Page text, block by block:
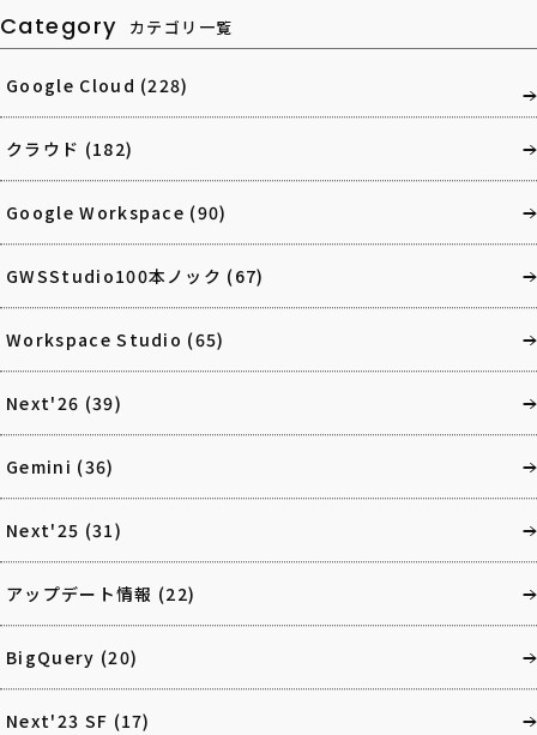
Category カテゴリ一覧
Google Cloud (228)
クラウド (182)
Google Workspace (90)
GWSStudio100本ノック (67)
Workspace Studio (65)
Next'26 (39)
Gemini (36)
Next'25 (31)
アップデート情報 (22)
BigQuery (20)
Next'23 SF (17)